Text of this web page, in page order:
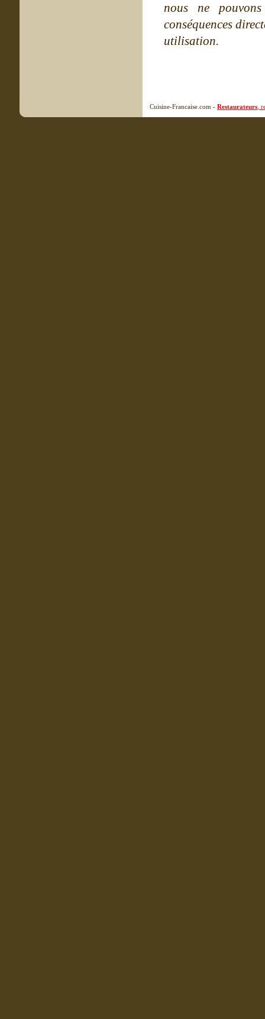
nous ne
conséquences
utilisation.
Cuisine-Francaise.com - Restaurateurs ,